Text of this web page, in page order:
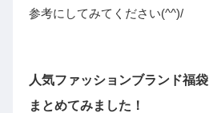
参考にしてみてください(^^)/
人気ファッションブランド福袋
まとめてみました！